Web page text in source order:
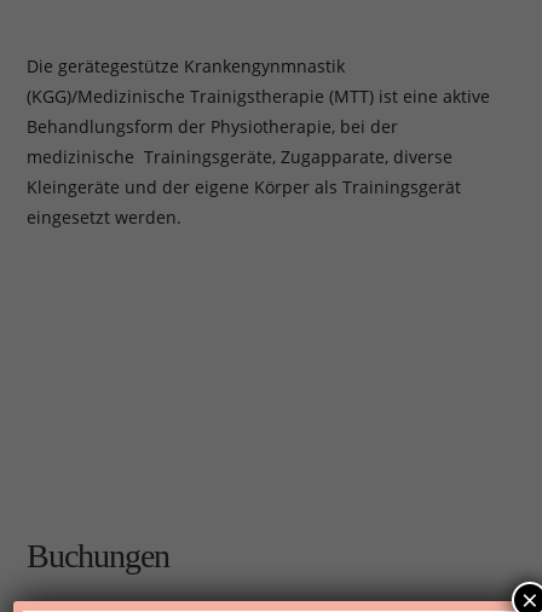
Die gerätegestütze Krankengynmnastik
(KGG)/Medizinische Trainigstherapie (MTT) ist eine aktive
Behandlungsform der Physiotherapie, bei der
medizinische Trainingsgeräte, Zugapparate, diverse
Kleingeräte und der eigene Körper als Trainingsgerät
eingesetzt werden.
Buchungen
×